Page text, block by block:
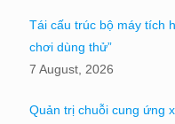
Tái cấu trúc bộ máy tích
chơi dùng thử”
7 August, 2026
Quản trị chuỗi cung ứng